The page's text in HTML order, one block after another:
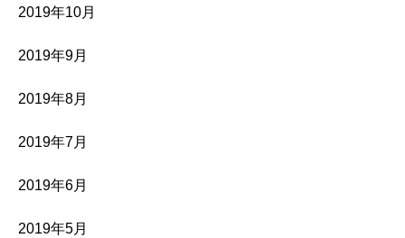
2019年10月
2019年9月
2019年8月
2019年7月
2019年6月
2019年5月